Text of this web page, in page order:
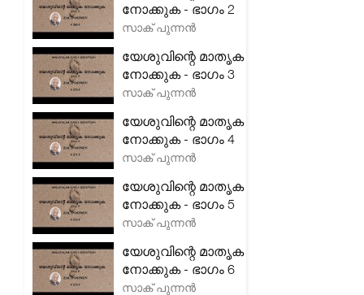
നോക്കുക - ഭാഗം 2
സാക് പുന്നൻ
യേശുവിന്റെ മാതൃക
നോക്കുക - ഭാഗം 3
സാക് പുന്നൻ
യേശുവിന്റെ മാതൃക
നോക്കുക - ഭാഗം 4
സാക് പുന്നൻ
യേശുവിന്റെ മാതൃക
നോക്കുക - ഭാഗം 5
സാക് പുന്നൻ
യേശുവിന്റെ മാതൃക
നോക്കുക - ഭാഗം 6
സാക് പുന്നൻ